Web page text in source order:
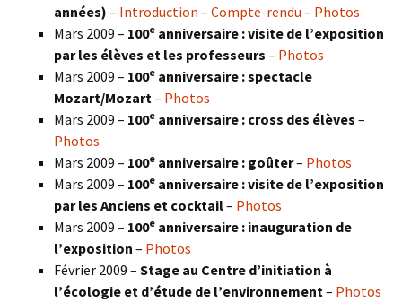
années) – Introduction – Compte-rendu – Photos
Mars 2009 – 100e anniversaire : visite de l’exposition
par les élèves et les professeurs – Photos
Mars 2009 – 100e anniversaire : spectacle
Mozart/Mozart – Photos
Mars 2009 – 100e anniversaire : cross des élèves –
Photos
Mars 2009 – 100e anniversaire : goûter– Photos
Mars 2009 – 100e anniversaire : visite de l’exposition
par les Anciens et cocktail– Photos
Mars 2009 – 100e anniversaire : inauguration de
l’exposition – Photos
Février 2009 – Stage au Centre d’initiation à
l’écologie et d’étude de l’environnement – Photos